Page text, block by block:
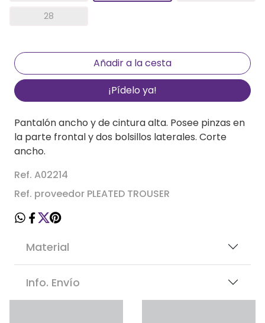
28
¡Pídelo ya!
Pantalón ancho y de cintura alta. Posee pinzas en
la parte frontal y dos bolsillos laterales. Corte
ancho.
Ref. A02214
Ref. proveedor PLEATED TROUSER
Material
Info. Envío